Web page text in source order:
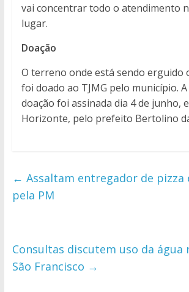
vai concentrar todo o atendimento
lugar.
Doação
O terreno onde está sendo erguido
foi doado ao TJMG pelo município.
doação foi assinada dia 4 de junho,
Horizonte, pelo prefeito Bertolino
← Assaltam entregador de pizza
pela PM
Consultas discutem uso da água
São Francisco →